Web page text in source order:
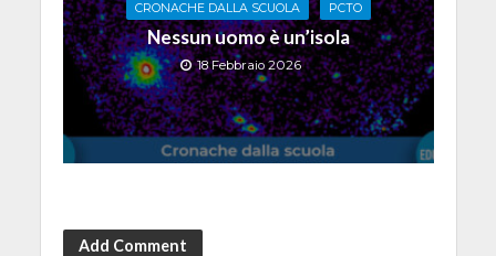
CRONACHE DALLA SCUOLA PCTO
Nessun uomo è un’isola
18 Febbraio 2026
Add Comment